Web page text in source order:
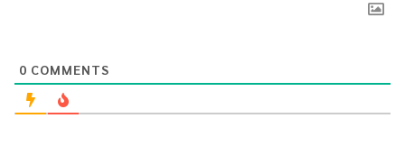
0 COMMENTS